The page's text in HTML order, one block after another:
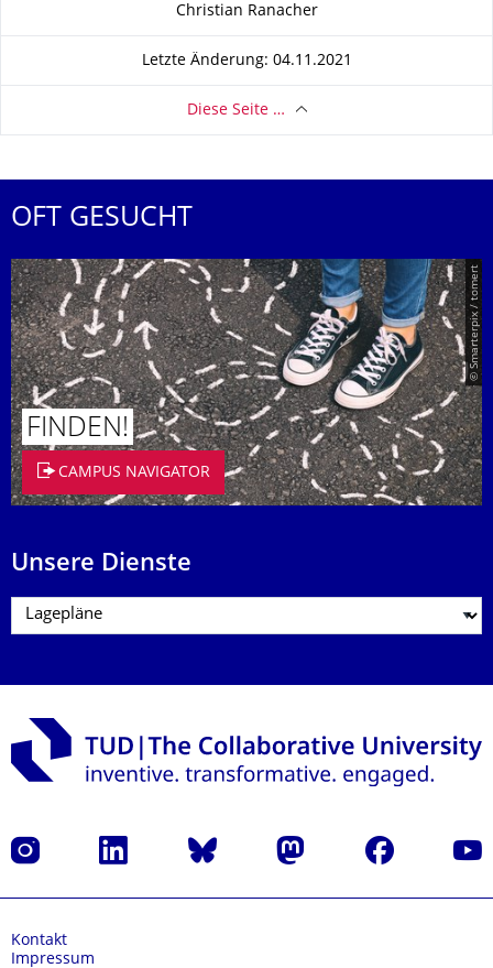
Christian Ranacher
Letzte Änderung: 04.11.2021
Diese Seite …
OFT GESUCHT
© Smarterpix / tomert
FINDEN!
CAMPUS NAVIGATOR
Unsere Dienste
Instagram LinkedIn Bluesky Mastodon Facebook
Kontakt
Impressum